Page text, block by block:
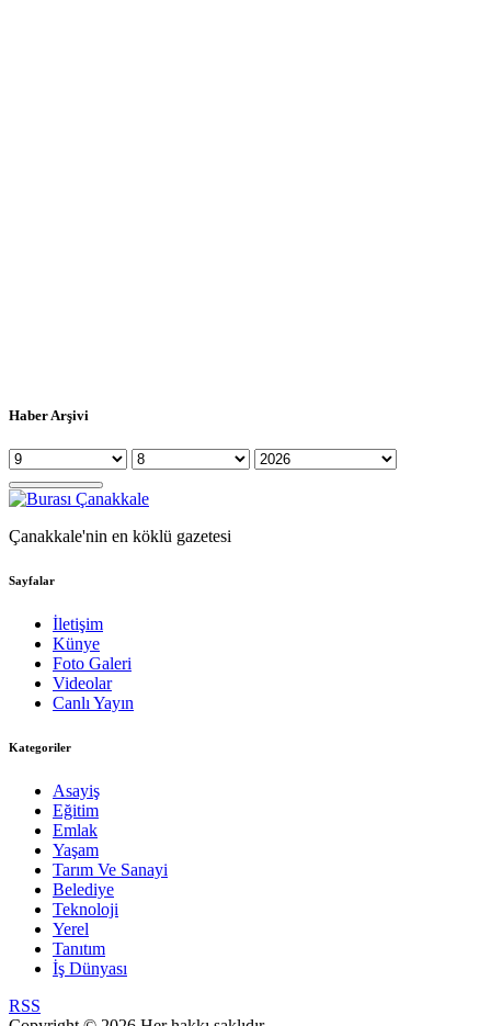
Haber Arşivi
Çanakkale'nin en köklü gazetesi
Sayfalar
İletişim
Künye
Foto Galeri
Videolar
Canlı Yayın
Kategoriler
Asayiş
Eğitim
Emlak
Yaşam
Tarım Ve Sanayi
Belediye
Teknoloji
Yerel
Tanıtım
İş Dünyası
RSS